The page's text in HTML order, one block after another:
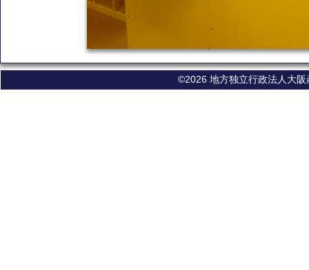
©2026 地方独立行政法人大阪